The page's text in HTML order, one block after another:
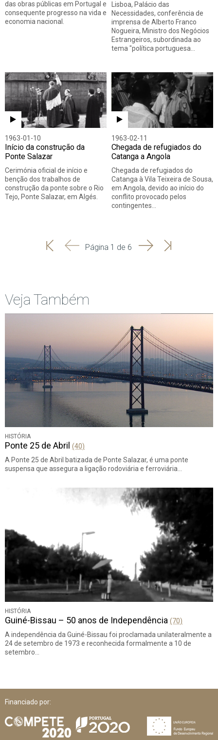
das obras públicas em Portugal e
consequente progresso na vida e
economia nacional.
Lisboa, Palácio das
Necessidades, conferência de
imprensa de Alberto Franco
Nogueira, Ministro dos Negócios
Estrangeiros, subordinada ao
tema "política portuguesa…
1963-01-10
Início da construção da
Ponte Salazar
Cerimónia oficial de início e
benção dos trabalhos de
construção da ponte sobre o Rio
Tejo, Ponte Salazar, em Algés.
1963-02-11
Chegada de refugiados do
Catanga a Angola
Chegada de refugiados do
Catanga à Vila Teixeira de Sousa,
em Angola, devido ao início do
conflito provocado pelos
contingentes…
'
'
Página 1 de 6 SeguinteÚltima
Veja Também
HISTÓRIA
Ponte 25 de Abril (40)
A Ponte 25 de Abril batizada de Ponte Salazar, é uma ponte
suspensa que assegura a ligação rodoviária e ferroviária…
HISTÓRIA
Guiné-Bissau – 50 anos de Independência (70)
A independência da Guiné-Bissau foi proclamada unilateralmente a
24 de setembro de 1973 e reconhecida formalmente a 10 de
setembro…
Financiado por: